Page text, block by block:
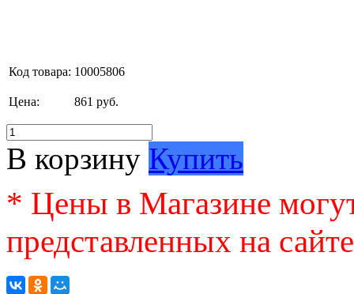
Код товара: 10005806
Цена: 861 руб.
В корзину Купить
* Цены в Магазине
представленных на сайте